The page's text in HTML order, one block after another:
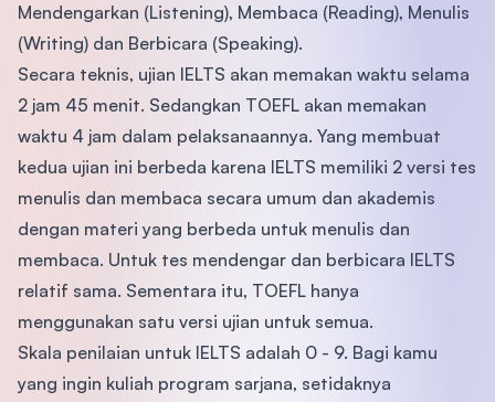
Mendengarkan (Listening), Membaca (Reading), Menulis
(Writing) dan Berbicara (Speaking).
Secara teknis, ujian IELTS akan memakan waktu selama
2 jam 45 menit. Sedangkan TOEFL akan memakan
waktu 4 jam dalam pelaksanaannya. Yang membuat
kedua ujian ini berbeda karena IELTS memiliki 2 versi tes
menulis dan membaca secara umum dan akademis
dengan materi yang berbeda untuk menulis dan
membaca. Untuk tes mendengar dan berbicara IELTS
relatif sama. Sementara itu, TOEFL hanya
menggunakan satu versi ujian untuk semua.
Skala penilaian untuk IELTS adalah 0 - 9. Bagi kamu
yang ingin kuliah program sarjana, setidaknya